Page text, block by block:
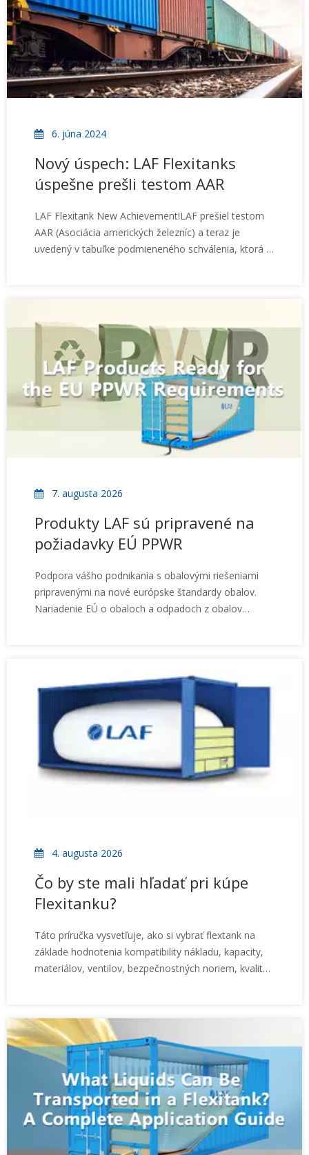
6. júna 2024
Nový úspech: LAF Flexitanks
úspešne prešli testom AAR
LAF Flexitank New Achievement!LAF prešiel testom
AAR (Asociácia amerických železníc) a teraz je
uvedený v tabuľke podmieneného schválenia, ktorá je
7. augusta 2026
Produkty LAF sú pripravené na
požiadavky EÚ PPWR
Podpora vášho podnikania s obalovými riešeniami
pripravenými na nové európske štandardy obalov.
Nariadenie EÚ o obaloch a odpadoch z obalov
ustanovenia nariadenia sa stávajú
4. augusta 2026
Čo by ste mali hľadať pri kúpe
Flexitanku?
Táto príručka vysvetľuje, ako si vybrať flextank na
základe hodnotenia kompatibility nákladu, kapacity,
materiálov, ventilov, bezpečnostných noriem, kvality